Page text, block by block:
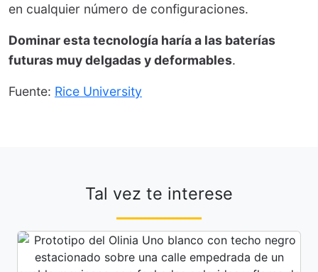
en cualquier número de configuraciones.
Dominar esta tecnología haría a las baterías
futuras muy delgadas y deformables.
Fuente: Rice University
Tal vez te interese